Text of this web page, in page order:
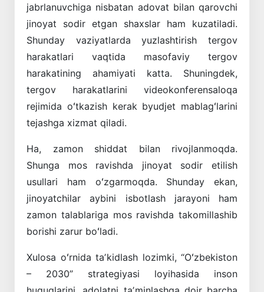
jabrlanuvchiga nisbatan adovat bilan qarovchi
jinoyat sodir etgan shaxslar ham kuzatiladi.
Shunday vaziyatlarda yuzlashtirish tergov
harakatlari vaqtida masofaviy tergov
harakatining ahamiyati katta. Shuningdek,
tergov harakatlarini videokonferensaloqa
rejimida oʻtkazish kerak byudjet mablagʻlarini
tejashga xizmat qiladi.
Ha, zamon shiddat bilan rivojlanmoqda.
Shunga mos ravishda jinoyat sodir etilish
usullari ham oʻzgarmoqda. Shunday ekan,
jinoyatchilar aybini isbotlash jarayoni ham
zamon talablariga mos ravishda takomillashib
borishi zarur boʻladi.
Xulosa oʻrnida taʼkidlash lozimki, “Oʻzbekiston
– 2030” strategiyasi loyihasida inson